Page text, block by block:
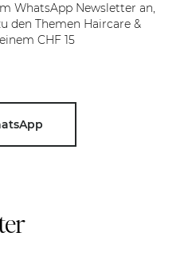
WhatsApp Newsletter an,
den Themen Haircare &
CHF 15